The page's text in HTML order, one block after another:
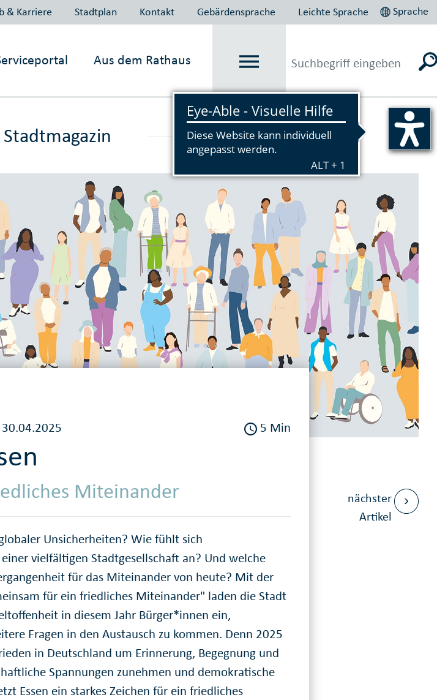
& Karriere Stadtplan Kontakt Gebärdensprache Leichte Sprache Sprache
Aus dem Rathaus
Vorlesen
Stadtmagazin
30.04.2025 5 Min
Miteinander
Unsicherheiten? Wie fühlt sich
vielfältigen Stadtgesellschaft an? Und welche
für das Miteinander von heute? Mit der
für ein friedliches Miteinander" laden die Stadt
in diesem Jahr Bürger*innen ein,
Fragen in den Austausch zu kommen. Denn 2025
in Deutschland um Erinnerung, Begegnung und
Spannungen zunehmen und demokratische
Essen ein starkes Zeichen für ein friedliches
nächster
Artikel